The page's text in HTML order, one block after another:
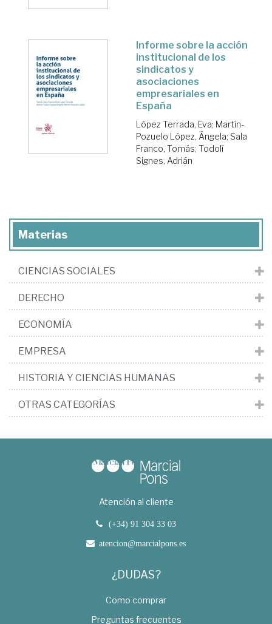
Informe sobre la acción
institucional de los
sindicatos y
asociaciones
empresariales en
España
López Terrada, Eva; Martín-
Pozuelo López, Ángela; Sala
Franco, Tomás; Todolí
Signes, Adrián
Materias
CIENCIAS SOCIALES
DERECHO
ECONOMÍA
EMPRESA
HISTORIA Y CIENCIAS HUMANAS
OTRAS CATEGORÍAS
Atención al cliente
(+34) 91 304 33 03
atencion@marcialpons.es
¿DUDAS?
Como comprar
Preguntas frecuentes